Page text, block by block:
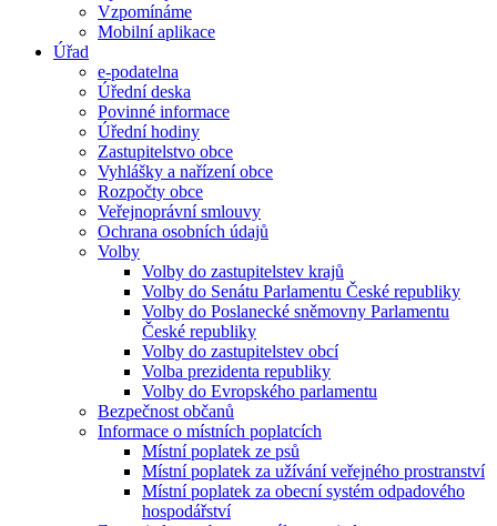
Vzpomínáme
Mobilní aplikace
Úřad
e-podatelna
Úřední deska
Povinné informace
Úřední hodiny
Zastupitelstvo obce
Vyhlášky a nařízení obce
Rozpočty obce
Veřejnoprávní smlouvy
Ochrana osobních údajů
Volby
Volby do zastupitelstev krajů
Volby do Senátu Parlamentu České republiky
Volby do Poslanecké sněmovny Parlamentu
České republiky
Volby do zastupitelstev obcí
Volba prezidenta republiky
Volby do Evropského parlamentu
Bezpečnost občanů
Informace o místních poplatcích
Místní poplatek ze psů
Místní poplatek za užívání veřejného prostranství
Místní poplatek za obecní systém odpadového
hospodářství